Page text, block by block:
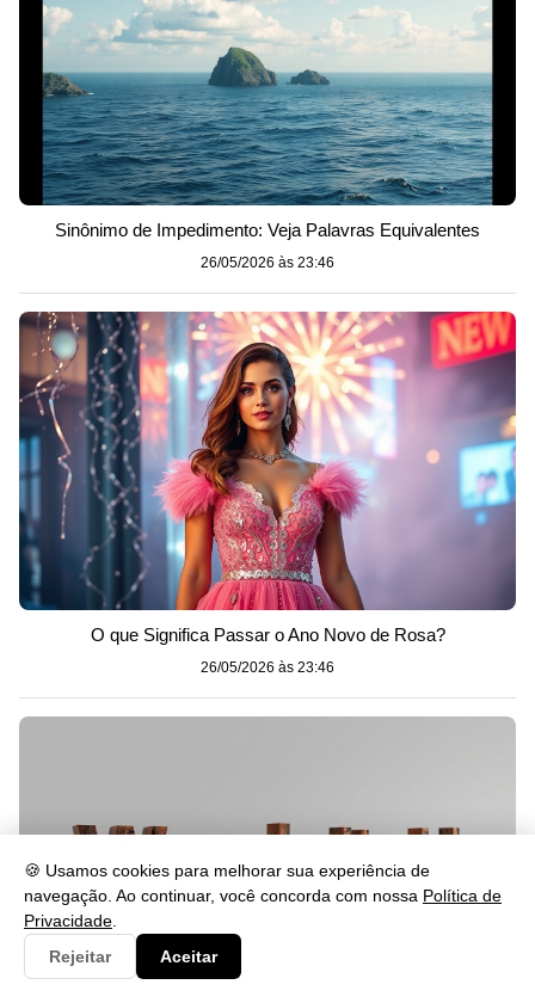
🍪 Usamos cookies para melhorar sua experiência de
navegação. Ao continuar, você concorda com nossa Política de
Privacidade
Rejeitar
Aceitar
Sinônimo de Impedimento: Veja Palavras Equivalentes
26/05/2026 às 23:46
O que Significa Passar o Ano Novo de Rosa?
26/05/2026 às 23:46